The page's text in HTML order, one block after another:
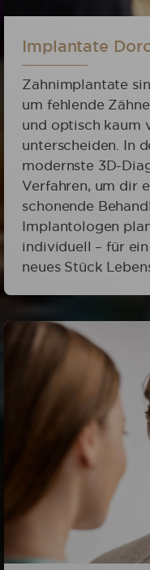
Implantate
Zahnimplantate
um fehlende
und optisch kaum
unterscheiden. In
modernste 3D-
Verfahren, um dir
schonende
Implantologen
individuell – für
neues Stück